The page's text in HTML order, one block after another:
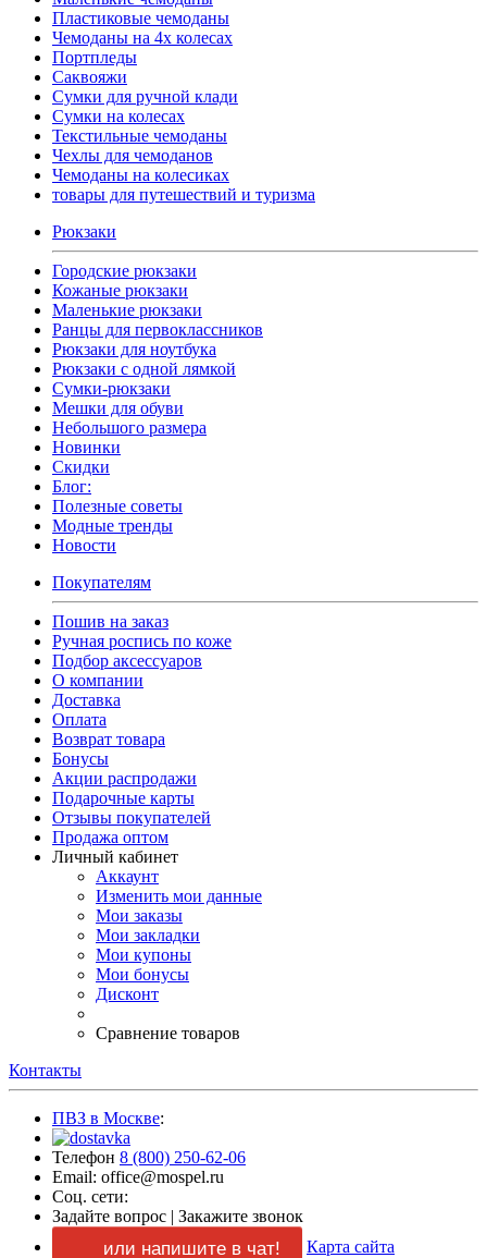
Пластиковые чемоданы
Чемоданы на 4х колесах
Портпледы
Саквояжи
Сумки для ручной клади
Сумки на колесах
Текстильные чемоданы
Чехлы для чемоданов
Чемоданы на колесиках
товары для путешествий и туризма
Рюкзаки
Городские рюкзаки
Кожаные рюкзаки
Маленькие рюкзаки
Ранцы для первоклассников
Рюкзаки для ноутбука
Рюкзаки с одной лямкой
Сумки-рюкзаки
Мешки для обуви
Небольшого размера
Новинки
Скидки
Блог:
Полезные советы
Модные тренды
Новости
Покупателям
Пошив на заказ
Ручная роспись по коже
Подбор аксессуаров
О компании
Доставка
Оплата
Возврат товара
Бонусы
Акции распродажи
Подарочные карты
Отзывы покупателей
Продажа оптом
Личный кабинет
Аккаунт
Изменить мои данные
Мои заказы
Мои закладки
Мои купоны
Мои бонусы
Дисконт
Сравнение товаров
Контакты
ПВЗ в Москве:
Телефон 8 (800) 250-62-06
Email: office@mospel.ru
Соц. сети:
Задайте вопрос | Закажите звонок
или напишите в чат! Карта сайта